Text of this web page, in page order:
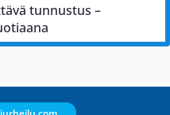
tunnustus –